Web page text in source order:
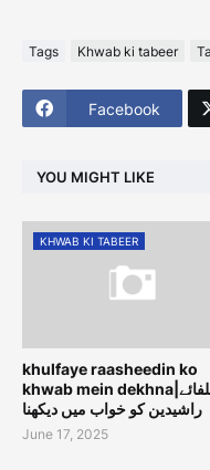
Tags Khwab ki tabeer
Facebook
YOU MIGHT LIKE
KHWAB KI TABEER
khulfaye raasheedin ko
khwab mein dekhna|خلفائے
راشیدین کو خواب میں دیکھنا
June 17, 2025